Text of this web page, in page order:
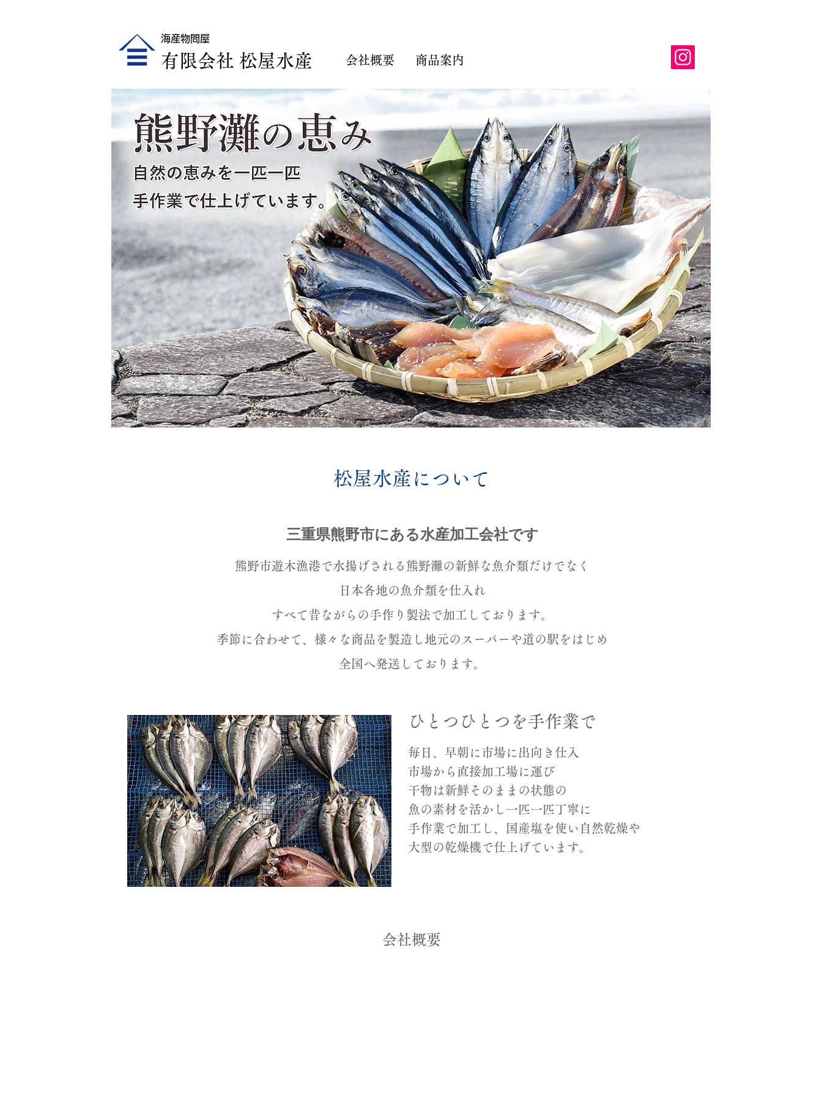
​有限会社 松屋水産
海産物問屋
会社概要 商品案内
​松屋水産について
三重県熊野市にある水産加工会社です
熊野市遊木漁港で水揚げされる熊野灘の新鮮な魚介類だけでなく
日本各地の魚介類を仕入れ
すべて昔ながらの手作り製法で加工しております。
​季節に合わせて、様々な商品を製造し地元のスーパーや道の駅をはじめ
全国へ発送しております。
ひとつひとつを手作業で
毎日、早朝に市場に出向き仕入
市場から直接加工場に運び
干物は新鮮そのままの状態の
魚の素材を活かし一匹一匹丁寧に
手作業で加工し、 国産塩を使い自然乾燥や
大型の乾燥機で仕上げています。
​会社概要